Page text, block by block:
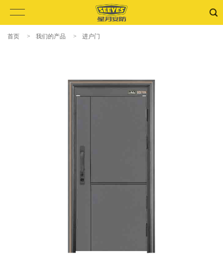
首页 > 我们的产品 > 进户门